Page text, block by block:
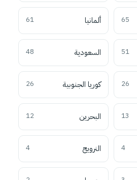
65 ألمانيا 61
51 السعودية 48
26 كوريا الجنوبية 26
13 البحرين 12
4 النرويج 4